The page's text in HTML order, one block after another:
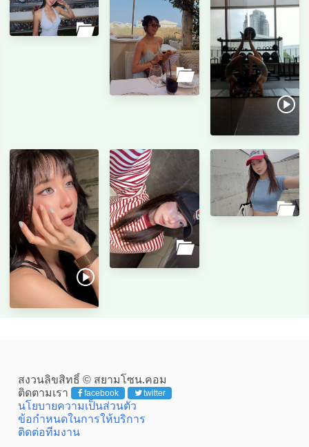
สงวนลิขสิทธิ์ © สยามโซน.คอม
ติดตามเรา
facebook twitter
นโยบายความเป็นส่วนตัว
ข้อกำหนดในการให้บริการ
ติดต่อทีมงาน